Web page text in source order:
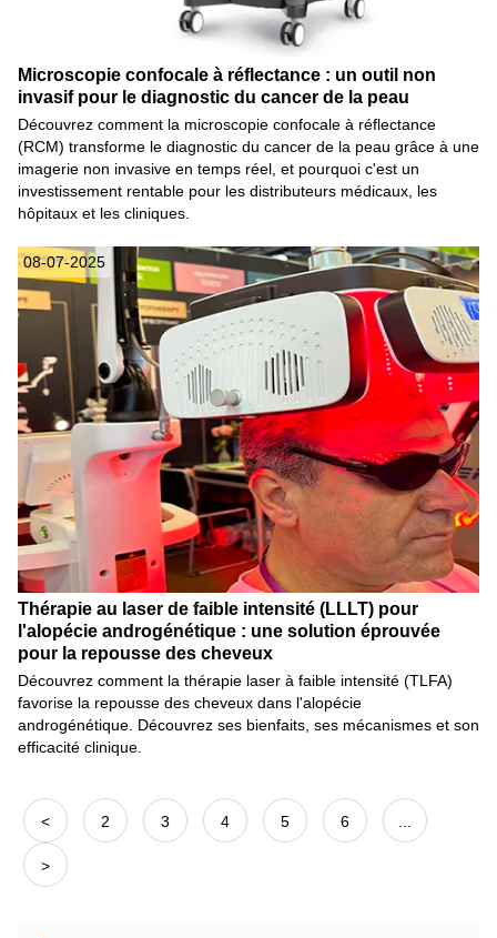
Microscopie confocale à réflectance : un outil non
invasif pour le diagnostic du cancer de la peau
Découvrez comment la microscopie confocale à réflectance
(RCM) transforme le diagnostic du cancer de la peau grâce à une
imagerie non invasive en temps réel, et pourquoi c'est un
investissement rentable pour les distributeurs médicaux, les
hôpitaux et les cliniques.
08-07-2025
Thérapie au laser de faible intensité (LLLT) pour
l'alopécie androgénétique : une solution éprouvée
pour la repousse des cheveux
Découvrez comment la thérapie laser à faible intensité (TLFA)
favorise la repousse des cheveux dans l'alopécie
androgénétique. Découvrez ses bienfaits, ses mécanismes et son
efficacité clinique.
< 2 3 4 5 6 ...
>